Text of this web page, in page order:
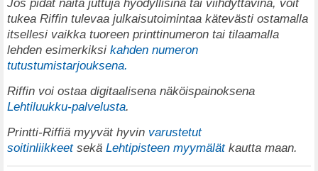
Jos pidät näitä juttuja hyödyllisinä tai viihdyttävinä, voit
tukea Riffin tulevaa julkaisutoimintaa kätevästi ostamalla
itsellesi vaikka tuoreen printtinumeron tai tilaamalla
lehden esimerkiksi kahden numeron
tutustumistarjouksena.
Riffin voi ostaa digitaalisena näköispainoksena
Lehtiluukku-palvelusta.
Printti-Riffiä myyvät hyvin varustetut
soitinliikkeet sekä Lehtipisteen myymälätkautta maan.